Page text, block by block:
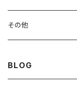
ブレスレット
リース
その他
BLOG